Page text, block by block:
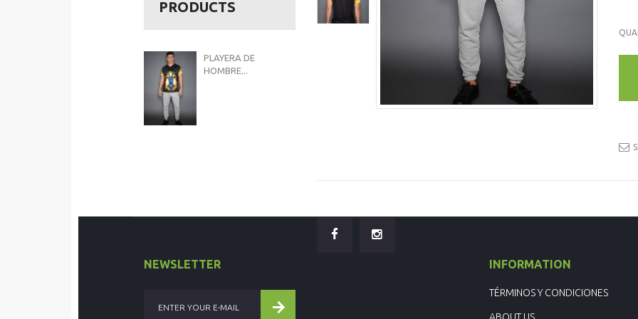
PRODUCTS
PLAYERA DE
HOMBRE...
NEWSLETTER INFORMATION
TÉRMINOS Y CONDICIONES